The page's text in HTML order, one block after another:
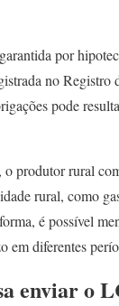
por
no Registro
pode
produtor rural
rural, como
é possível
em diferentes
enviar o